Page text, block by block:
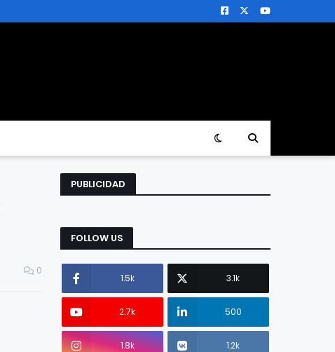
0
PUBLICIDAD
FOLLOW US
1.5k 3.1k
2.7k 500
1.8k 1.2k